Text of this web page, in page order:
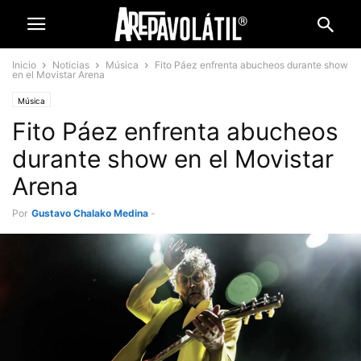
Inicio Noticias Música
Fito Páez enfrenta abucheos durante show
en el Movistar Arena
Música
Fito Páez enfrenta abucheos
durante show en el Movistar
Arena
Por Gustavo Chalako Medina -